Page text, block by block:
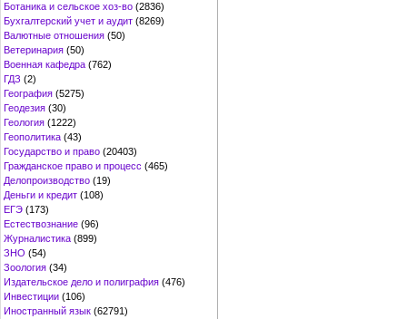
Ботаника и сельское хоз-во (2836)
Бухгалтерский учет и аудит (8269)
Валютные отношения (50)
Ветеринария (50)
Военная кафедра (762)
ГДЗ (2)
География (5275)
Геодезия (30)
Геология (1222)
Геополитика (43)
Государство и право (20403)
Гражданское право и процесс (465)
Делопроизводство (19)
Деньги и кредит (108)
ЕГЭ (173)
Естествознание (96)
Журналистика (899)
ЗНО (54)
Зоология (34)
Издательское дело и полиграфия (476)
Инвестиции (106)
Иностранный язык (62791)